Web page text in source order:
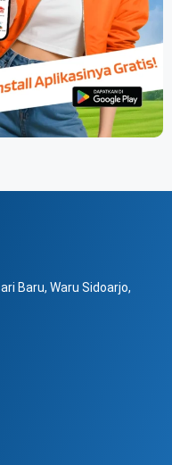
Baru, Waru Sidoarjo,